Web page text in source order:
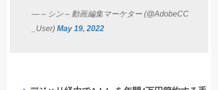
— – シン – 動画編集マーケター (@AdobeCC
_User) May 19, 2022